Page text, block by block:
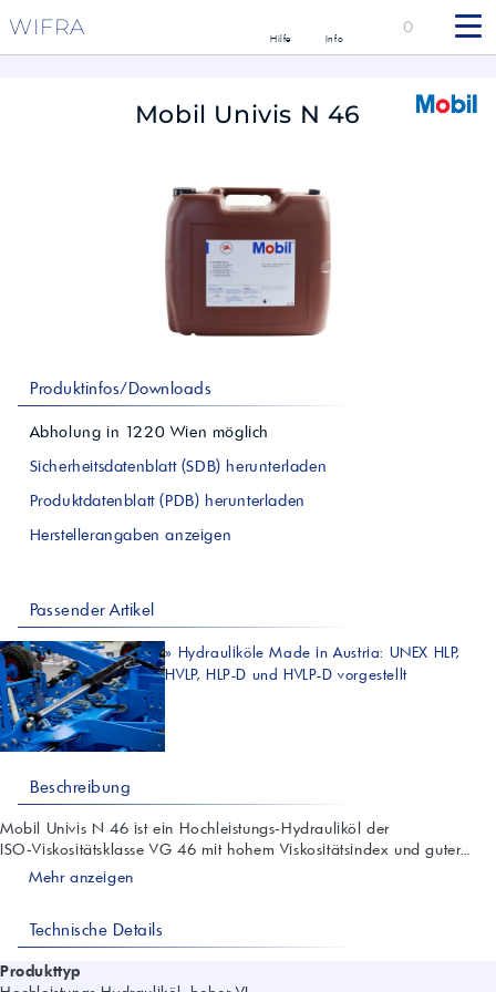
WIFRA Hilfe Info
0
Mobil Univis N 46
Produktinfos/Downloads
Abholung in 1220 Wien möglich
Sicherheitsdatenblatt (SDB) herunterladen
Produktdatenblatt (PDB) herunterladen
Herstellerangaben anzeigen
Passender Artikel
» Hydrauliköle Made in Austria: UNEX HLP,
HVLP, HLP-D und HVLP-D vorgestellt
Beschreibung
Mobil Univis N 46 ist ein Hochleistungs‑Hydrauliköl der
ISO‑Viskositätsklasse VG 46 mit hohem Viskositätsindex und guter...
Mehr anzeigen
Technische Details
Produkttyp